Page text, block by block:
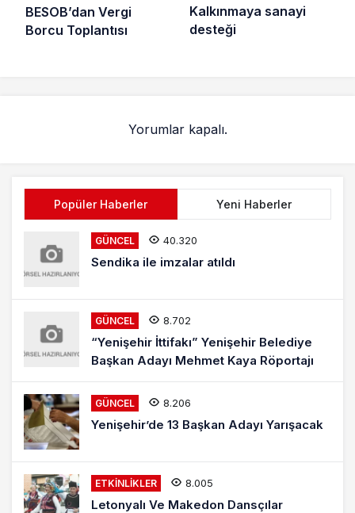
BESOB’dan Vergi
Borcu Toplantısı
Kalkınmaya sanayi
desteği
Yorumlar kapalı.
Popüler Haberler Yeni Haberler
GÜNCEL 40.320
Sendika ile imzalar atıldı
GÜNCEL 8.702
“Yenişehir İttifakı” Yenişehir Belediye
Başkan Adayı Mehmet Kaya Röportajı
GÜNCEL 8.206
Yenişehir’de 13 Başkan Adayı Yarışacak
ETKINLIKLER 8.005
Letonyalı Ve Makedon Dansçılar